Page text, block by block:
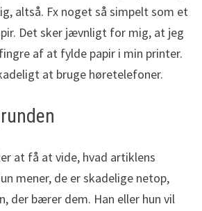
altså. Fx noget så simpelt som et
Det sker jævnligt for mig, at jeg
af at fylde papir i min printer.
at bruge høretelefoner.
at få at vide, hvad artiklens
mener, de er skadelige netop,
der bærer dem. Han eller hun vil